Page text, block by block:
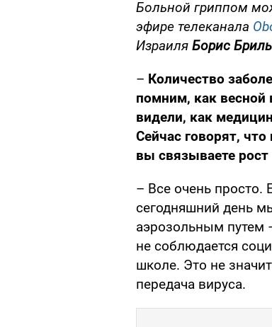
Больной гриппом
эфире телеканала
Израиля Борис Бриль
– Количество
помним, как весной
видели, как
Сейчас говорят,
вы связываете
– Все очень просто.
сегодняшний день
аэрозольным путем
не соблюдается
школе. Это не
передача вируса.